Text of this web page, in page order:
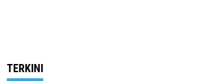
TERKINI